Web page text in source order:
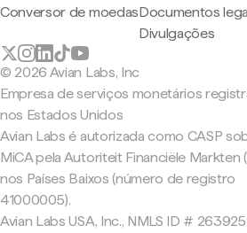
Conversor de moedasDocumentos
Divulgações
© 2026 Avian Labs, Inc
Empresa de serviços monetários
nos Estados Unidos
Avian Labs é autorizada como CASP
MiCA pela Autoriteit Financiële Markten
nos Países Baixos (número de registro
41000005).
Avian Labs USA, Inc., NMLS ID #